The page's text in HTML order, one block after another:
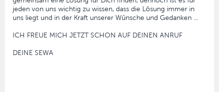
jeden von uns wichtig zu wissen, dass die Lösung immer in
uns liegt und in der Kraft unserer Wünsche und Gedanken ...
ICH FREUE MICH JETZT SCHON AUF DEINEN ANRUF
DEINE SEWA